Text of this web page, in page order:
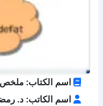
اسم الكتاب: ملخص
اسم الكاتب: د.